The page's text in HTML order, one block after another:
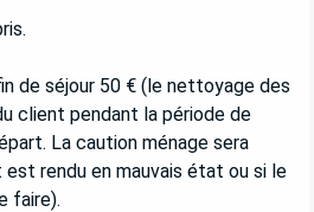
de séjour 50 € (le nettoyage des
client pendant la période de
La caution ménage sera
rendu en mauvais état ou si le
faire).